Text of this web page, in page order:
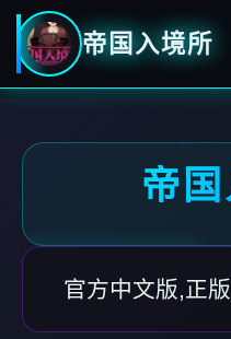
帝国入境所
帝
官方中文版,正